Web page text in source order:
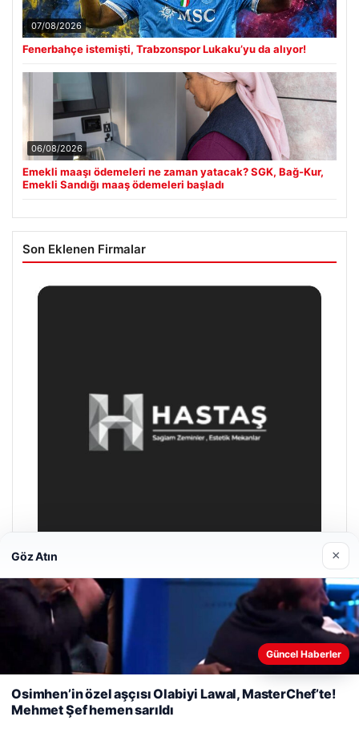
07/08/2026
Fenerbahçe istemişti, Trabzonspor Lukaku’yu da alıyor!
06/08/2026
Emekli maaşı ödemeleri ne zaman yatacak? SGK, Bağ-Kur,
Emekli Sandığı maaş ödemeleri başladı
Son Eklenen Firmalar
Prenses Night Club
29/04/2026
Web sitemizi nasıl kullandığınızı daha iyi anlayabilmek,
deneyiminizi kişiselleştirmek ve geliştirmek amacıyla çerezler
kullanıyoruz.
Çerez Politikamız
Reddet Kabul Et
Göz Atın ×
Güncel Haberler
Osimhen’in özel aşçısı Olabiyi Lawal, MasterChef’te!
Mehmet Şef hemen sarıldı